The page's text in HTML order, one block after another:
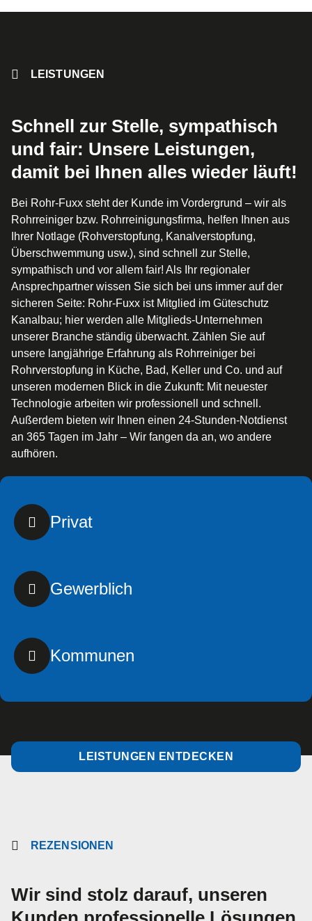
LEISTUNGEN
Schnell zur Stelle, sympathisch
und fair: Unsere Leistungen,
damit bei Ihnen alles wieder läuft!
Bei Rohr-Fuxx steht der Kunde im Vordergrund – wir als
Rohrreiniger bzw. Rohrreinigungsfirma, helfen Ihnen aus
Ihrer Notlage (Rohverstopfung, Kanalverstopfung,
Überschwemmung usw.), sind schnell zur Stelle,
sympathisch und vor allem fair! Als Ihr regionaler
Ansprechpartner wissen Sie sich bei uns immer auf der
sicheren Seite: Rohr-Fuxx ist Mitglied im Güteschutz
Kanalbau; hier werden alle Mitglieds-Unternehmen
unserer Branche ständig überwacht. Zählen Sie auf
unsere langjährige Erfahrung als Rohrreiniger bei
Rohrverstopfung in Küche, Bad, Keller und Co. und auf
unseren modernen Blick in die Zukunft: Mit neuester
Technologie arbeiten wir professionell und schnell.
Außerdem bieten wir Ihnen einen 24-Stunden-Notdienst
an 365 Tagen im Jahr – Wir fangen da an, wo andere
aufhören.
Privat
Gewerblich
Kommunen
LEISTUNGEN ENTDECKEN
REZENSIONEN
Wir sind stolz darauf, unseren